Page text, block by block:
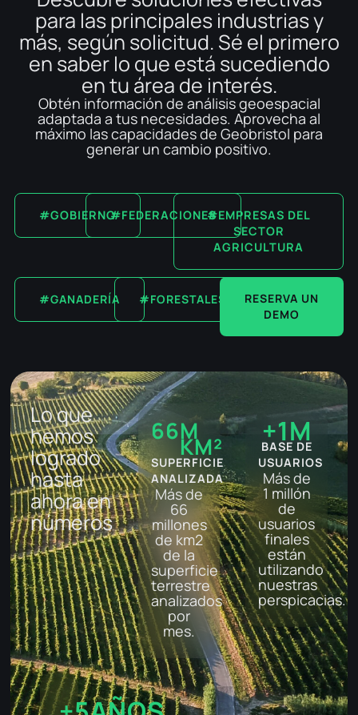
para las principales industrias y
más, según solicitud. Sé el primero
en saber lo que está sucediendo
en tu área de interés.
Obtén información de análisis geoespacial
adaptada a tus necesidades. Aprovecha al
máximo las capacidades de Geobristol para
generar un cambio positivo.
#GOBIERNO#FEDERACIONES#EMPRESAS DEL
SECTOR
AGRICULTURA
#GANADERÍA #FORESTALES
RESERVA UN
DEMO
Lo que
hemos
logrado
hasta
ahora en
números
66M
KM²
SUPERFICIE
ANALIZADA
Más de
66
millones
de km2
de la
superficie
terrestre
analizados
por
mes.
+1M
BASE DE
USUARIOS​
Más de
1 millón
de
usuarios
finales
están
utilizando
nuestras
perspicacias.